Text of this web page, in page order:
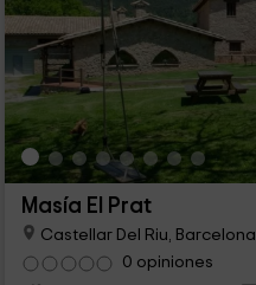
Masía El Prat
Castellar Del Riu, Barcelona
0 opiniones